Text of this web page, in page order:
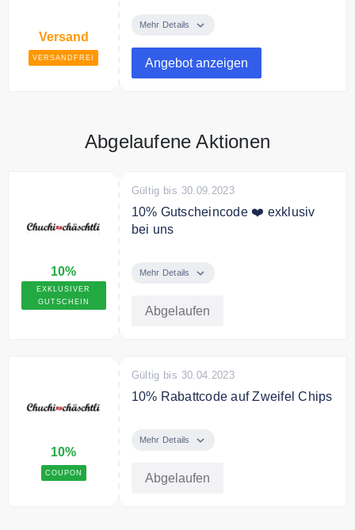
Versand
VERSANDFREI
kostenfrei ab 49€ Bestellwert.
Mehr Details
Angebot anzeigen
Abgelaufene Aktionen
10%
EXKLUSIVER
GUTSCHEIN
Gültig bis 30.09.2023
10% Gutscheincode ❤️ exklusiv
bei uns
erhalten Sie 10% auf Schweizer
Mehr Details
Abgelaufen
10%
COUPON
Gültig bis 30.04.2023
10% Rabattcode auf Zweifel Chips
10% Rabatt auf Zweifel Chips
Mehr Details
Abgelaufen